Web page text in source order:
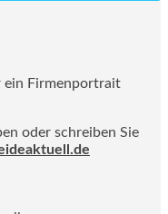
ein Firmenportrait
oder schreiben Sie